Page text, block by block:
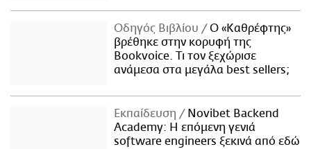
Οδηγός Βιβλίου
Ο «Καθρέφτης»
βρέθηκε στην κορυφή της
Bookvoice. Τι τον ξεχώρισε
ανάμεσα στα μεγάλα best sellers;
Εκπαίδευση
Novibet Backend
Academy: Η επόμενη γενιά
software engineers ξεκινά από εδώ